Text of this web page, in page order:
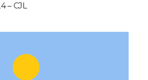
– CJL